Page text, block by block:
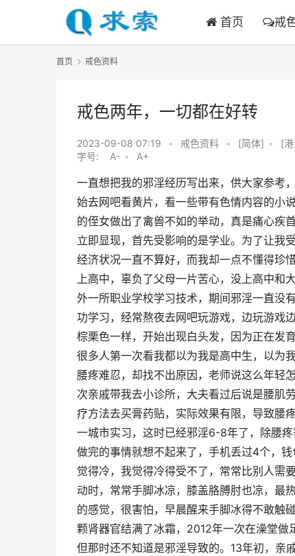
首页 戒
首页 戒色资料
戒色两年，一切都在好转
2023-09-08 07:19 • 戒色资料 • [简体] • [
字号:
A- • A+
一直想把我的邪淫经历写出来，供大家参考
始去网吧看黄片，看一些带有色情内容的小
的侄女做出了禽兽不如的举动，真是痛心疾
立即显现，首先受影响的是学业。为了让我
经济状况一直不算好，而我却一点不懂得珍
上高中，辜负了父母一片苦心，没上高中和
外一所职业学校学习技术，期间邪淫一直没
功学习，经常熬夜去网吧玩游戏，边玩游戏
棕栗色一样，开始出现白头发，因为正在发
很多人第一次看我都以为我是高中生，以为
腰疼难忍，却找不出原因，老师说这么年轻
次亲戚带我去小诊所，大夫看过后说是腰肌
疗方法去买膏药贴，实际效果有限，导致腰
一城市实习，这时已经邪淫6-8年了，除腰
做完的事情就想不起来了，手机丢过4个，
觉得冷，我觉得冷得受不了，常常比别人需
动时，常常手脚冰凉，膝盖胳膊肘也凉，最
的感觉，很害怕，早晨醒来手脚冰得不敢触
颗肾器官结满了冰霜，2012年一次在澡堂做
但那时还不知道是邪淫导致的。13年初，亲